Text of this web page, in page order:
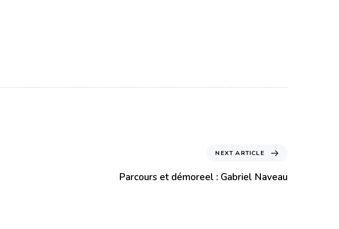
NEXT ARTICLE
Parcours et démoreel : Gabriel Naveau